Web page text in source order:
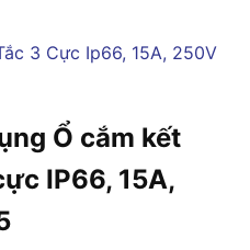
Ổ cắm kết
IP66, 15A,